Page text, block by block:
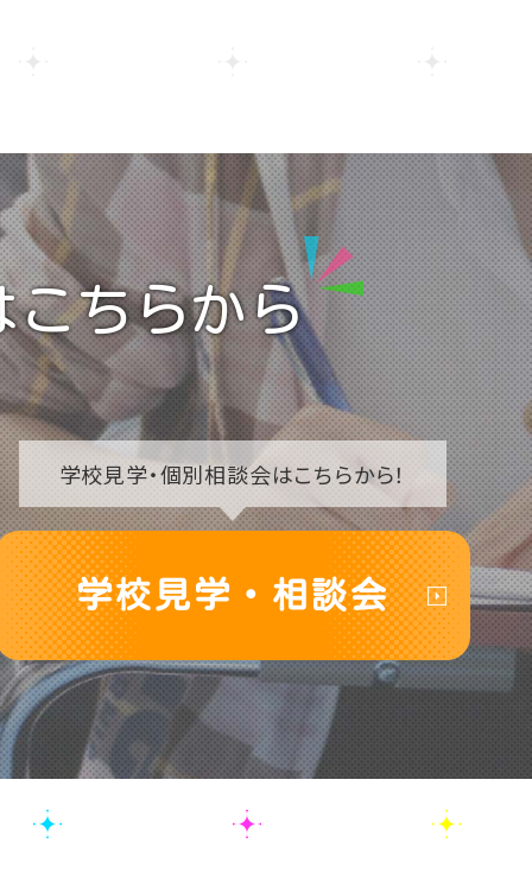
こちらから
学校見学・個別相談会はこちらから！
学校見学・相談会